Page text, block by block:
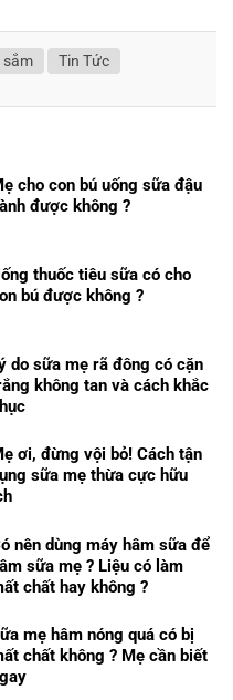
sắm Tin Tức
cho con bú uống sữa đậu
được không ?
thuốc tiêu sữa có cho
bú được không ?
do sữa mẹ rã đông có cặn
không tan và cách khắc
ơi, đừng vội bỏ! Cách tận
sữa mẹ thừa cực hữu
nên dùng máy hâm sữa để
sữa mẹ ? Liệu có làm
chất hay không ?
mẹ hâm nóng quá có bị
chất không ? Mẹ cần biết